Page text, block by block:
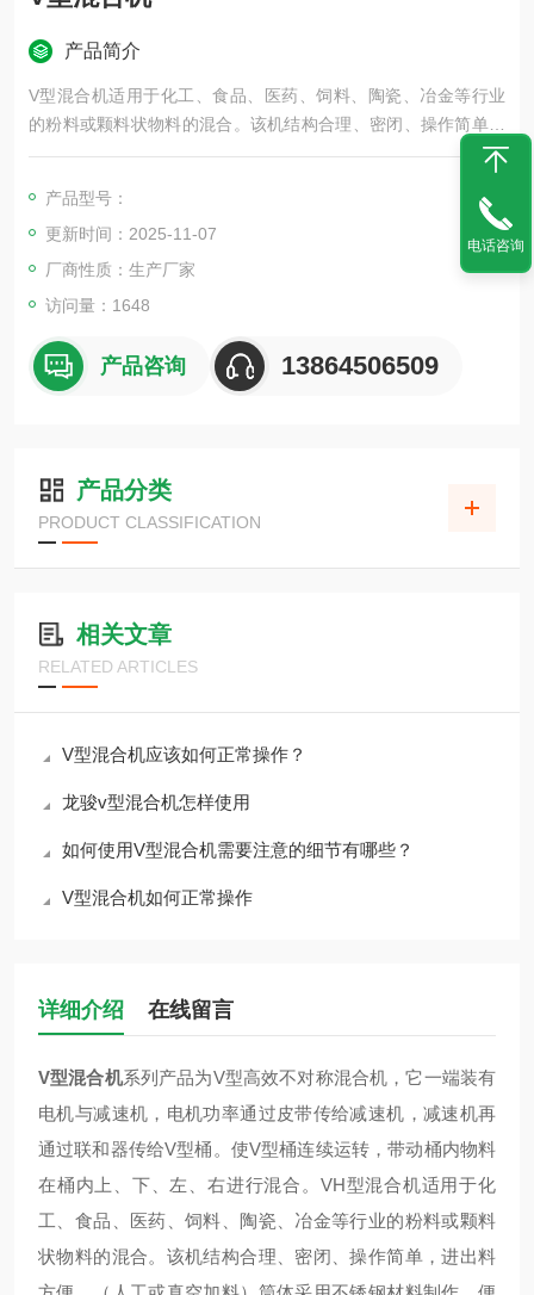
产品简介
V型混合机适用于化工、食品、医药、饲料、陶瓷、冶金等行业
的粉料或颗料状物料的混合。该机结构合理、密闭、操作简单，
进出料方便，（人工或真空加料）筒体采用不锈钢材料制作，便
产品型号：
更新时间：2025-11-07
厂商性质：生产厂家
访问量：1648
产品咨询 13864506509
产品分类
PRODUCT CLASSIFICATION
相关文章
RELATED ARTICLES
V型混合机应该如何正常操作？
龙骏v型混合机怎样使用
如何使用V型混合机需要注意的细节有哪些？
V型混合机如何正常操作
详细介绍 在线留言
V型混合机系列产品为V型高效不对称混合机，它一端装有
电机与减速机，电机功率通过皮带传给减速机，减速机再
通过联和器传给V型桶。使V型桶连续运转，带动桶内物料
在桶内上、下、左、右进行混合。VH型混合机适用于化
工、食品、医药、饲料、陶瓷、冶金等行业的粉料或颗料
状物料的混合。该机结构合理、密闭、操作简单，进出料
电话咨询